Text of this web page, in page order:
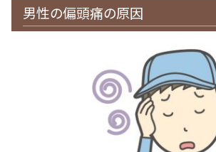
男性の偏頭痛の原因